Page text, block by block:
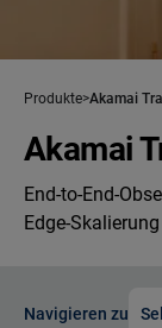
Produkte Akamai
Akamai
End-to-End-
Edge-Skalierung
Navigieren zu